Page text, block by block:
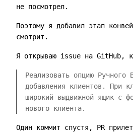
не посмотрел.
Поэтому я добавил этап
смотрит.
Я открываю issue на GitHub,
Реализовать опцию Ручного
добавления клиентов. При
широкий выдвижной ящик с
нового клиента.
Один коммит спустя, PR